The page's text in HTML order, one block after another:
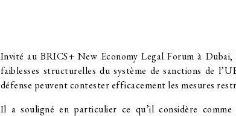
Invité au BRICS+ New Economy Legal Forum à
faiblesses structurelles du système de sanctions de
défense peuvent contester efficacement les mesures
Il a souligné en particulier ce qu’il considère